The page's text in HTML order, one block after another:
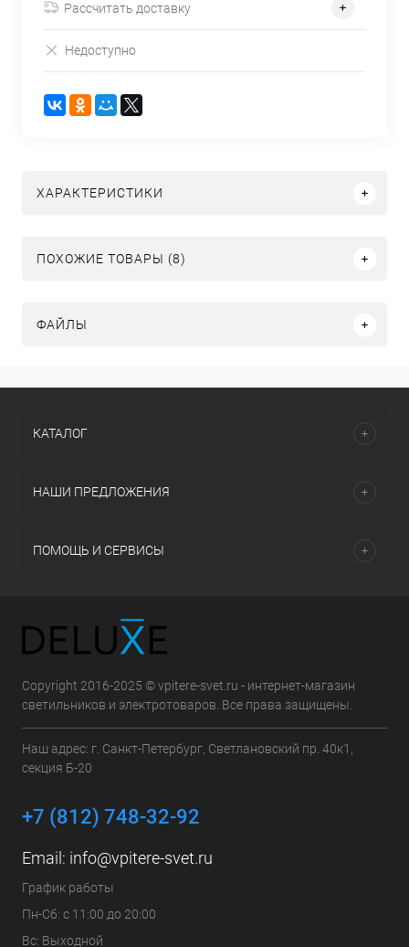
Рассчитать доставку
Недоступно
ХАРАКТЕРИСТИКИ
ПОХОЖИЕ ТОВАРЫ (8)
ФАЙЛЫ
КАТАЛОГ
НАШИ ПРЕДЛОЖЕНИЯ
ПОМОЩЬ И СЕРВИСЫ
Copyright 2016-2025 © vpitere-svet.ru - интернет-магазин
светильников и электротоваров. Все права защищены.
Наш адрес: г. Санкт-Петербург, Светлановский пр. 40к1,
секция Б-20
+7 (812) 748-32-92
Email: info@vpitere-svet.ru
График работы
Пн-Сб: с 11:00 до 20:00
Вс: Выходной